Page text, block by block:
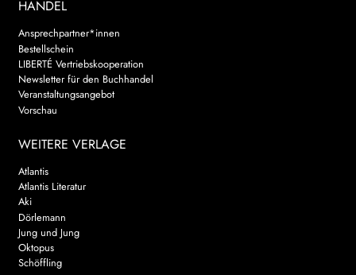
HANDEL
Ansprechpartner*innen
Bestellschein
LIBERTÉ Vertriebskooperation
Newsletter für den Buchhandel
Veranstaltungsangebot
Vorschau
WEITERE VERLAGE
Atlantis
Atlantis Literatur
Aki
Dörlemann
Jung und Jung
Oktopus
Schöffling